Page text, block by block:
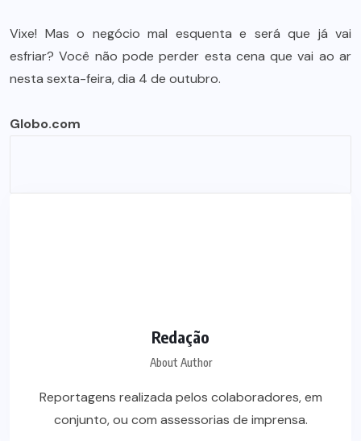
Vixe! Mas o negócio mal esquenta e será que já vai
esfriar? Você não pode perder esta cena que vai ao ar
nesta sexta-feira, dia 4 de outubro.
Globo.com
Redação
About Author
Reportagens realizada pelos colaboradores, em
conjunto, ou com assessorias de imprensa.